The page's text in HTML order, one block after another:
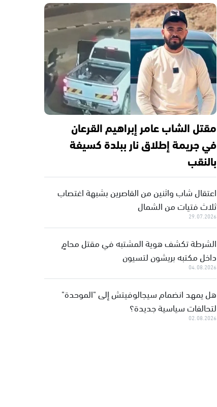
مقتل الشاب عامر إبراهيم القرعان
في جريمة إطلاق نار ببلدة كسيفة
بالنقب
اعتقال شاب واثنين من القاصرين بشبهة اغتصاب
ثلاث فتيات من الشمال
29.07.2026
الشرطة تكشف هوية المشتبه في مقتل محامٍ
داخل مكتبه بريشون لتسيون
04.08.2026
هل يمهد انضمام سيجالوفيتش إلى "الموحدة"
لتحالفات سياسية جديدة؟
02.08.2026